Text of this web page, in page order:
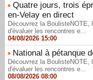
Quatre jours, trois
en-Velay en direct
Découvrez la
d'évaluer les rencontres e...
04/08/2026 15:00
National à pétanque
Découvrez la
d'évaluer les rencontres e...
08/08/2026 08:00